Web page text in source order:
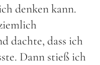
denken kann.
dachte, dass ich
Dann stieß ich